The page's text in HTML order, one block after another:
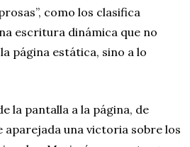
como los clasifica
escritura dinámica que no
página estática, sino a lo
la pantalla a la página, de
aparejada una victoria sobre los